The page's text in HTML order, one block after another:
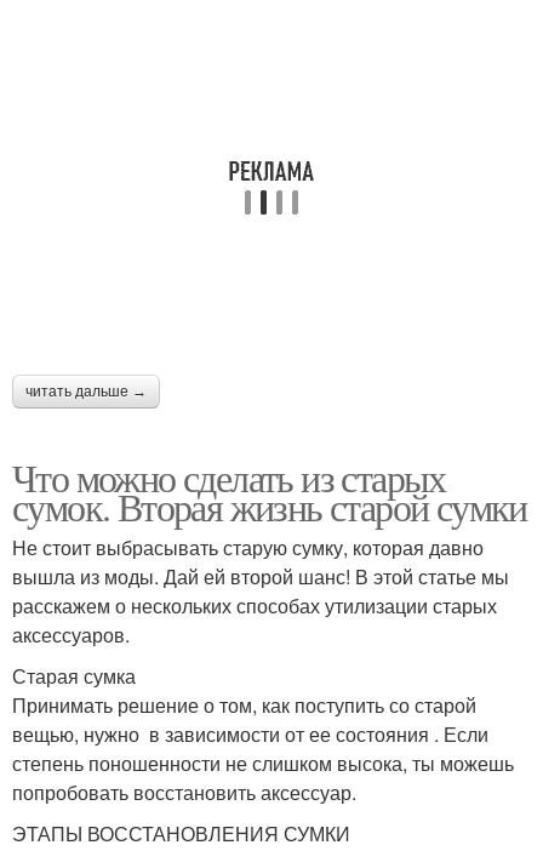
читать дальше →
Что можно сделать из старых
сумок. Вторая жизнь старой сумки
Не стоит выбрасывать старую сумку, которая давно
вышла из моды. Дай ей второй шанс! В этой статье мы
расскажем о нескольких способах утилизации старых
аксессуаров.
Старая сумка
Принимать решение о том, как поступить со старой
вещью, нужно в зависимости от ее состояния . Если
степень поношенности не слишком высока, ты можешь
попробовать восстановить аксессуар.
ЭТАПЫ ВОССТАНОВЛЕНИЯ СУМКИ